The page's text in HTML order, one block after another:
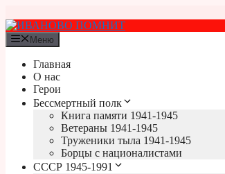
к
содержимому
Меню
Главная
О нас
Герои
Бессмертный полк
Книга памяти 1941-1945
Ветераны 1941-1945
Труженики тыла 1941-1945
Борцы с националистами
СССР 1945-1991